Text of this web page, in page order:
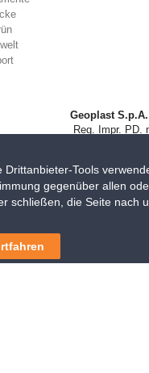
Geoplast S.p.A.
Reg. Impr. PD.
Drittanbieter-Tools
gegenüber allen
schließen, die Seite nach